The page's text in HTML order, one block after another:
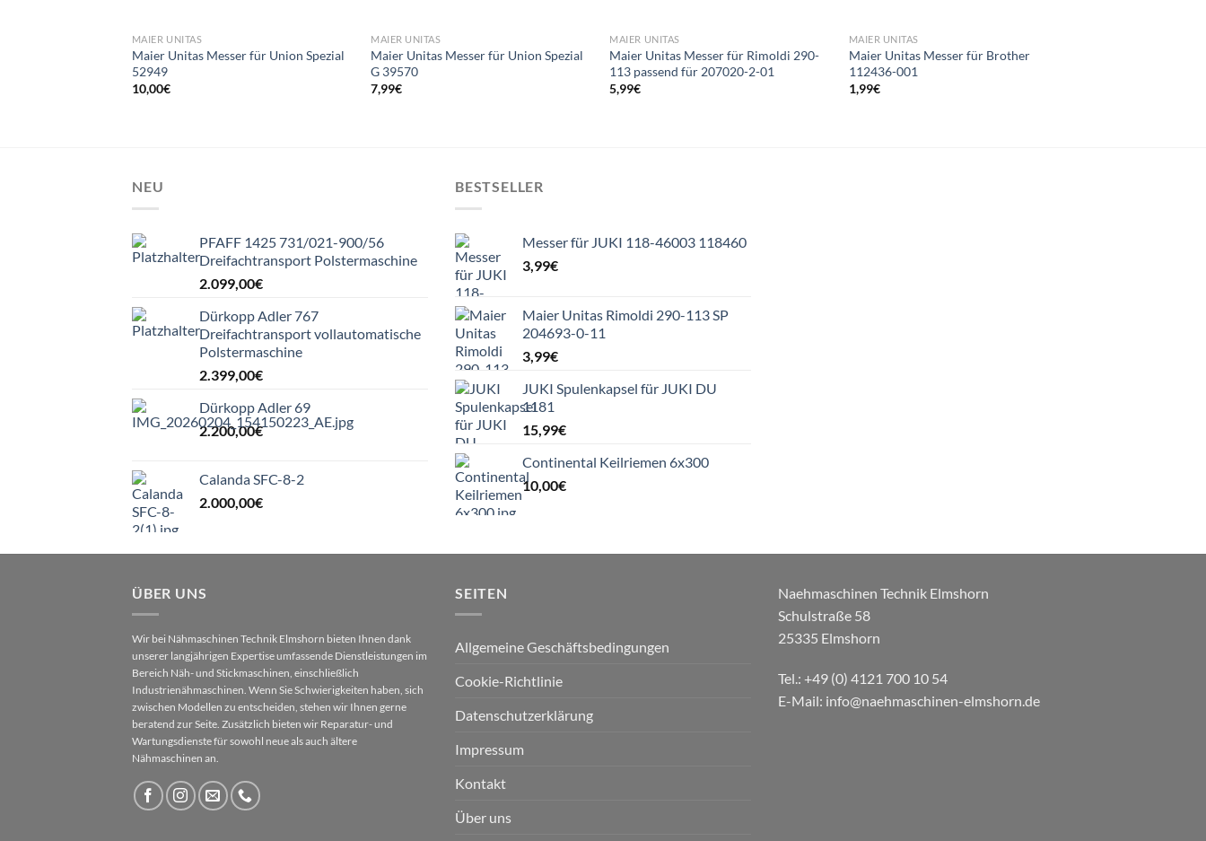
MAIER UNITAS
Maier Unitas Messer für Union Spezial
52949
10,00€
MAIER UNITAS
Maier Unitas Messer für Union Spezial
G 39570
7,99€
MAIER UNITAS
Maier Unitas Messer für Rimoldi 290-
113 passend für 207020-2-01
5,99€
MAIER UNITAS
Maier Unitas Messer für Brother
112436-001
1,99€
NEU
PFAFF 1425 731/021-900/56
Dreifachtransport Polstermaschine
2.099,00€
Dürkopp Adler 767
Dreifachtransport vollautomatische
Polstermaschine
2.399,00€
Dürkopp Adler 69
2.200,00€
Calanda SFC-8-2
2.000,00€
BESTSELLER
Messer für JUKI 118-46003 118460
3,99€
Maier Unitas Rimoldi 290-113 SP
204693-0-11
3,99€
JUKI Spulenkapsel für JUKI DU
1181
15,99€
Continental Keilriemen 6x300
10,00€
ÜBER UNS
Wir bei Nähmaschinen Technik Elmshorn bieten Ihnen dank
unserer langjährigen Expertise umfassende Dienstleistungen im
Bereich Näh- und Stickmaschinen, einschließlich
Industrienähmaschinen. Wenn Sie Schwierigkeiten haben, sich
zwischen Modellen zu entscheiden, stehen wir Ihnen gerne
beratend zur Seite. Zusätzlich bieten wir Reparatur- und
Wartungsdienste für sowohl neue als auch ältere
Nähmaschinen an.
SEITEN
Allgemeine Geschäftsbedingungen
Cookie-Richtlinie
Datenschutzerklärung
Impressum
Kontakt
Über uns
Naehmaschinen Technik Elmshorn
Schulstraße 58
25335 Elmshorn
Tel.: +49 (0) 4121 700 10 54
E-Mail: info@naehmaschinen-elmshorn.de